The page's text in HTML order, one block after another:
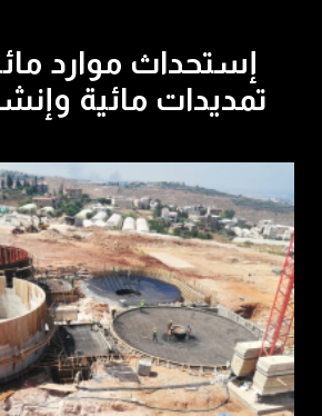
إستحداث موارد
تمديدات مائية